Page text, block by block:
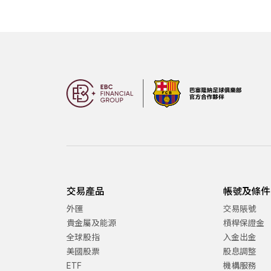
交易產品
外匯
貴金屬及能源
全球股指
美國股票
ETF
帳號及條件
交易賬號
槓桿保證金
入金出金
股息調整
機構服務